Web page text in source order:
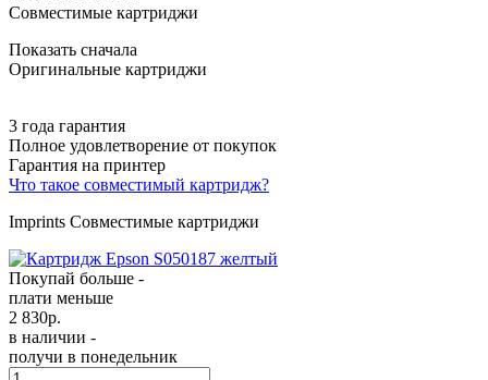
Совместимые картриджи
Показать сначала
Оригинальные картриджи
3 года гарантия
Полное удовлетворение от покупок
Гарантия на принтер
Что такое совместимый картридж?
Imprints Совместимые картриджи
Покупай больше -
плати меньше
2 830р.
в наличии -
получи в понедельник